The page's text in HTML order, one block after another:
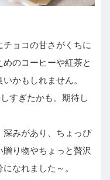
ョコの甘さがくちに
のコーヒーや紅茶と
かもしれません。
すぎたかも。期待し
みがあり、ちょっぴ
り物やちょっと贅沢
なれました～。